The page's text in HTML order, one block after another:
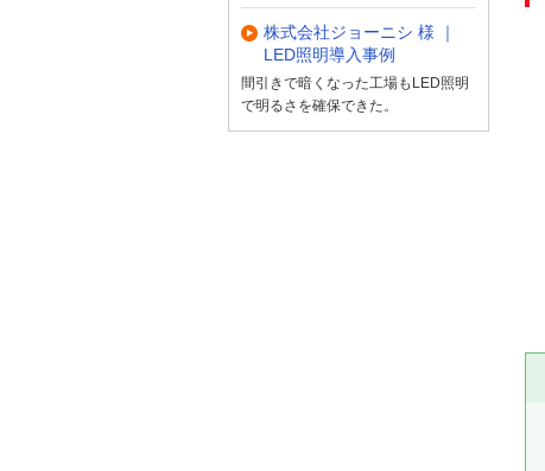
株式会社ジョーニシ 様 ｜
LED照明導入事例
間引きで暗くなった工場もLED照明
で明るさを確保できた。